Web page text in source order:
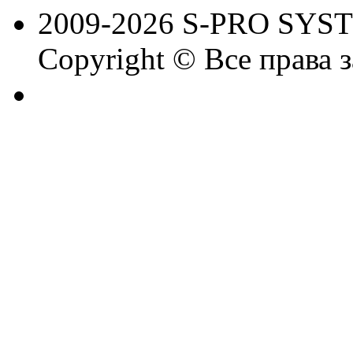
2009-2026 S-PRO
Copyright © Все права